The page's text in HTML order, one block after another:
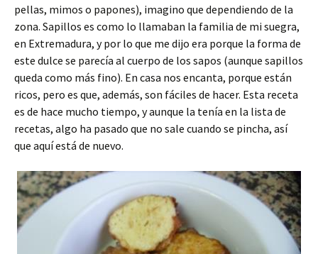
pellas, mimos o papones), imagino que dependiendo de la
zona. Sapillos es como lo llamaban la familia de mi suegra,
en Extremadura, y por lo que me dijo era porque la forma de
este dulce se parecía al cuerpo de los sapos (aunque sapillos
queda como más fino). En casa nos encanta, porque están
ricos, pero es que, además, son fáciles de hacer. Esta receta
es de hace mucho tiempo, y aunque la tenía en la lista de
recetas, algo ha pasado que no sale cuando se pincha, así
que aquí está de nuevo.